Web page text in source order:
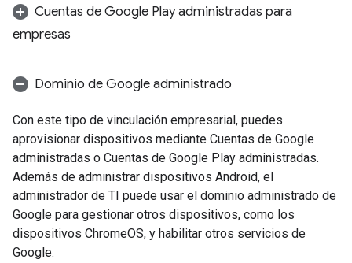
Cuentas de Google Play administradas para
empresas
Dominio de Google administrado
Con este tipo de vinculación empresarial, puedes
aprovisionar dispositivos mediante Cuentas de Google
administradas o Cuentas de Google Play administradas.
Además de administrar dispositivos Android, el
administrador de TI puede usar el dominio administrado de
Google para gestionar otros dispositivos, como los
dispositivos ChromeOS, y habilitar otros servicios de
Google.